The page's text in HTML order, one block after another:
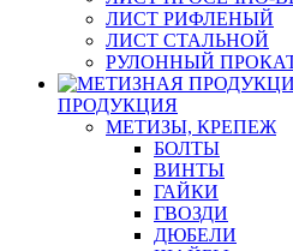
ЛИСТ РИФЛЕНЫЙ
ЛИСТ СТАЛЬНОЙ
РУЛОННЫЙ
ПРОДУКЦИЯ
МЕТИЗЫ, КРЕПЕЖ
БОЛТЫ
ВИНТЫ
ГАЙКИ
ГВОЗДИ
ДЮБЕЛИ